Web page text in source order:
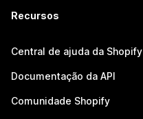
Recursos
Central de ajuda da Shopify
Documentação da API
Comunidade Shopify